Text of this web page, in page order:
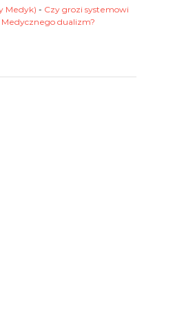
Medyk) - Czy grozi systemowi
dualizm?